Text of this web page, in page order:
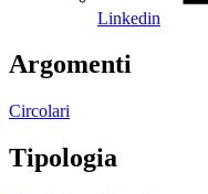
Linkedin
Argomenti
Circolari
Tipologia